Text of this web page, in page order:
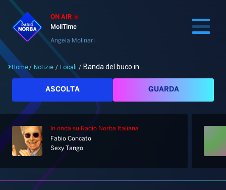
ON AIR
MoliTime
Angela Molinari
Cerca
Home
Palinsesto
Notizie
Home/ Notizie / Locali / Banda del buco in...
ASCOLTA GUARDA
In onda su Radio Norba Italiana
Fabio Concato
Sexy Tango